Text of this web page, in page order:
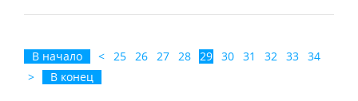
В начало < 25 26 27 28 29 30 31 32 33 34
>
В конец